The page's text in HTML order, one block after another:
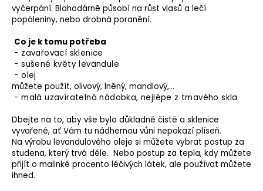
vyčerpání. Blahodárně působí na růst vlasů a lečí
popáleniny, nebo drobná poranění.
Co je k tomu potřeba
- zavařovací sklenice
- sušené květy levandule
- olej
můžete použít, olivový, lněný, mandlový,…
- malá uzavíratelná nádobka, nejlépe z tmavého skla
Dbejte na to, aby vše bylo důkladně čisté a sklenice
vyvařené, ať Vám tu nádhernou vůni nepokazí plíseň.
Na výrobu levandulového oleje si můžete vybrat postup za
studena, který trvá déle. Nebo postup za tepla, kdy můžete
přijít o malinké procento léčivých látek, ale používat můžete
ihned.
u
j
e
t
e
n
a
j
í
t
?